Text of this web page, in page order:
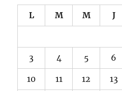
L M M J
3 4 5 6
10 11 12 13